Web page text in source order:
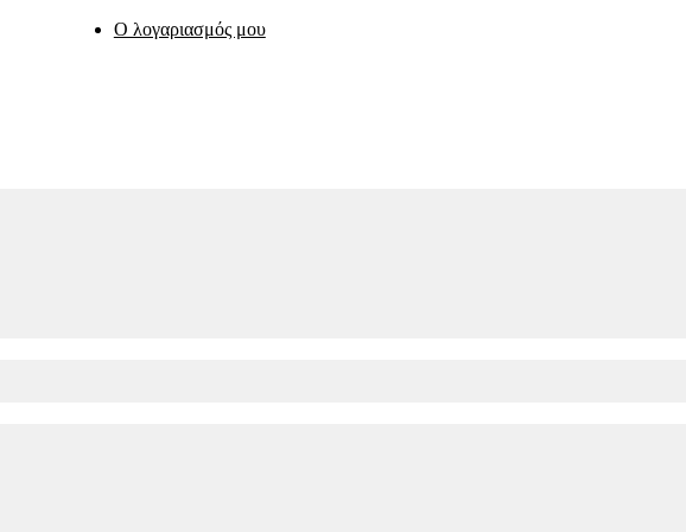
Ο λογαριασμός μου